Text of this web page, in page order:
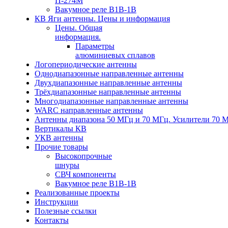
Вакумное реле В1В-1В
КВ Яги антенны. Цены и информация
Цены. Общая
информация.
Параметры
алюминиевых сплавов
Логопериодические антенны
Однодиапазонные направленные антенны
Двухдиапазонные направленные антенны
Трёхдиапазонные направленные антенны
Многодиапазонные направленные антенны
WARC направленные антенны
Антенны диапазона 50 МГц и 70 МГц. Усилители 70
Вертикалы КВ
УКВ антенны
Прочие товары
Высокопрочные
шнуры
СВЧ компоненты
Вакумное реле В1В-1В
Реализованные проекты
Инструкции
Полезные ссылки
Контакты